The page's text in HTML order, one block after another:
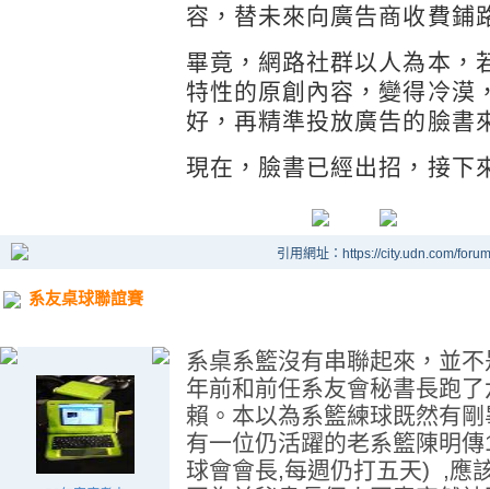
容，替未來向廣告商收費鋪
畢竟，網路社群以人為本，
特性的原創內容，變得冷漠
好，再精準投放廣告的臉書
現在，臉書已經出招，接下
引用網址：https://city.udn.com/
系友桌球聯誼賽
系桌系籃沒有串聯起來，並
年前和前任系友會秘書長跑
賴。本以為系籃練球既然有
有一位仍活躍的老系籃陳明
球會會長,每週仍打五天) ,應